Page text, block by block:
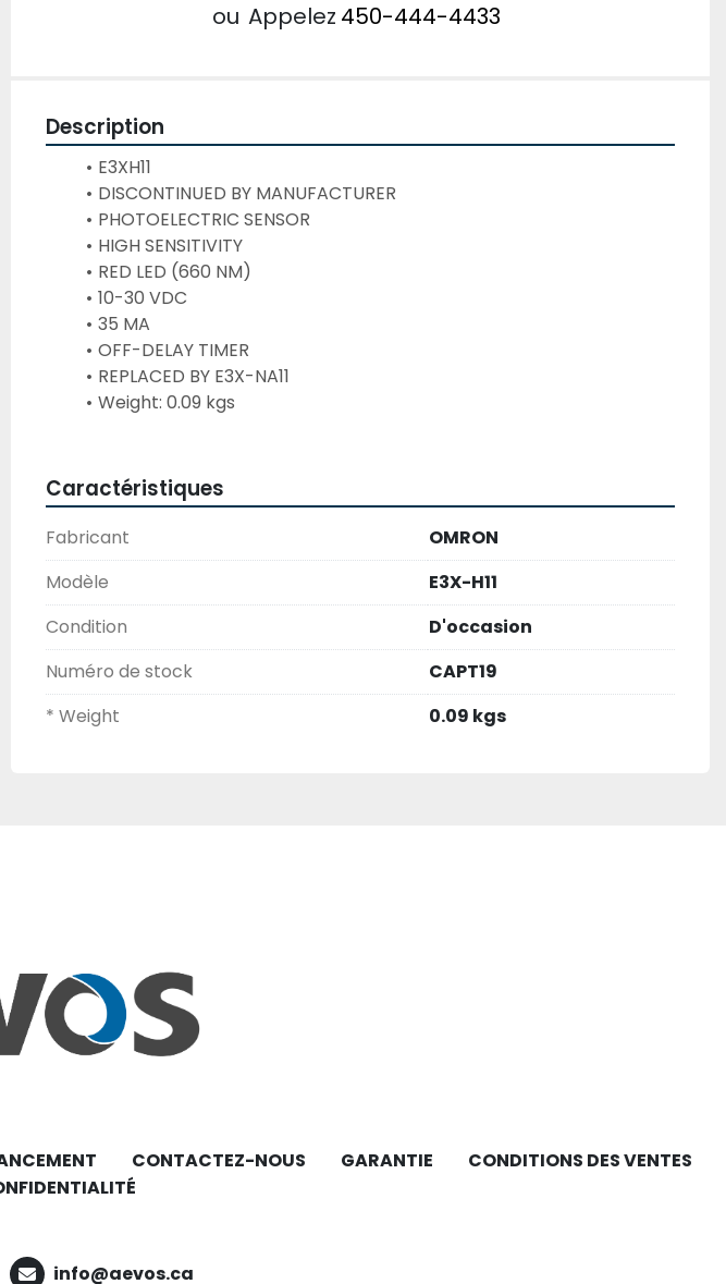
ou Appelez 450-444-4433
Description
E3XH11
DISCONTINUED BY MANUFACTURER
PHOTOELECTRIC SENSOR
HIGH SENSITIVITY
RED LED (660 NM)
10-30 VDC
35 MA
OFF-DELAY TIMER
REPLACED BY E3X-NA11
Weight: 0.09 kgs
Caractéristiques
Fabricant
OMRON
Modèle
E3X-H11
Condition
D'occasion
Numéro de stock
CAPT19
* Weight
0.09 kgs
CONTACTEZ-NOUS GARANTIE
CONDITIONS DES VENTES
info@aevos.ca